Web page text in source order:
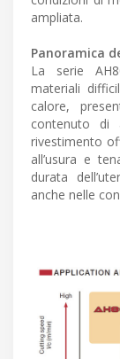
ampliata.
Panoramica
La serie
materiali
calore,
contenuto di
rivestimento
all’usura e
durata
anche nelle